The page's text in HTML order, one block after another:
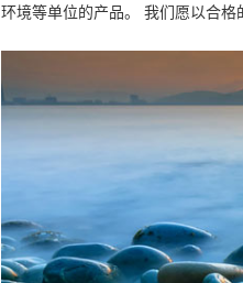
环境等单位的产品。 我们愿以合格